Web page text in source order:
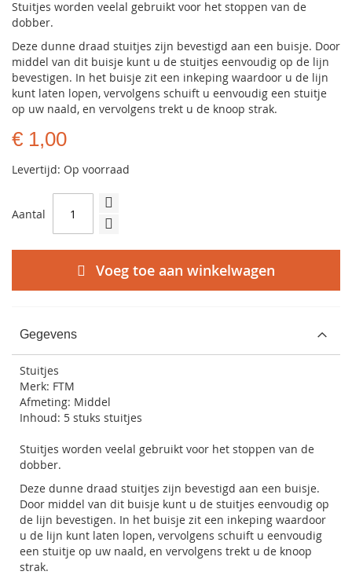
Stuitjes worden veelal gebruikt voor het stoppen van de
dobber.
Deze dunne draad stuitjes zijn bevestigd aan een buisje. Door
middel van dit buisje kunt u de stuitjes eenvoudig op de lijn
bevestigen. In het buisje zit een inkeping waardoor u de lijn
kunt laten lopen, vervolgens schuift u eenvoudig een stuitje
op uw naald, en vervolgens trekt u de knoop strak.
€ 1,00
Levertijd: Op voorraad
Aantal
Voeg toe aan winkelwagen
Gegevens
Stuitjes
Merk: FTM
Afmeting: Middel
Inhoud: 5 stuks stuitjes
Stuitjes worden veelal gebruikt voor het stoppen van de
dobber.
Deze dunne draad stuitjes zijn bevestigd aan een buisje.
Door middel van dit buisje kunt u de stuitjes eenvoudig op
de lijn bevestigen. In het buisje zit een inkeping waardoor
u de lijn kunt laten lopen, vervolgens schuift u eenvoudig
een stuitje op uw naald, en vervolgens trekt u de knoop
strak.